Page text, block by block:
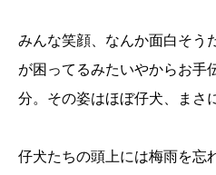
みんな笑顔、なんか面白そう
が困ってるみたいやからお手
分。その姿はほぼ仔犬、まさ
仔犬たちの頭上には梅雨を忘